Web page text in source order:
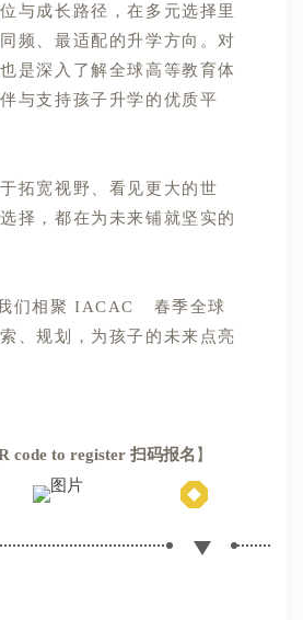
与成长路径，在多元选择里
频、最适配的升学方向。对
是深入了解全球高等教育体
与支持孩子升学的优质平
拓宽视野、看见更大的世
择，都在为未来铺就坚实的
们相聚 IACAC
春季全球
、规划，为孩子的未来点亮
code to register 扫码报名】